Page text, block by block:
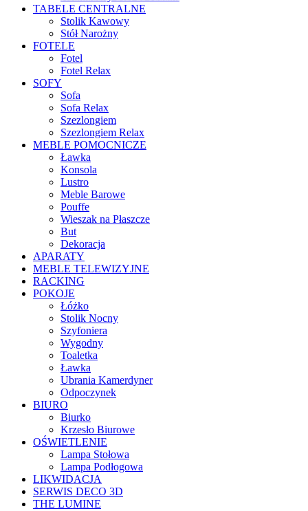
TABELE CENTRALNE
Stolik Kawowy
Stół Narożny
FOTELE
Fotel
Fotel Relax
SOFY
Sofa
Sofa Relax
Szezlongiem
Szezlongiem Relax
MEBLE POMOCNICZE
Ławka
Konsola
Lustro
Meble Barowe
Pouffe
Wieszak na Płaszcze
But
Dekoracja
APARATY
MEBLE TELEWIZYJNE
RACKING
POKOJE
Łóżko
Stolik Nocny
Szyfoniera
Wygodny
Toaletka
Ławka
Ubrania Kamerdyner
Odpoczynek
BIURO
Biurko
Krzesło Biurowe
OŚWIETLENIE
Lampa Stołowa
Lampa Podłogowa
LIKWIDACJA
SERWIS DECO 3D
THE LUMINE